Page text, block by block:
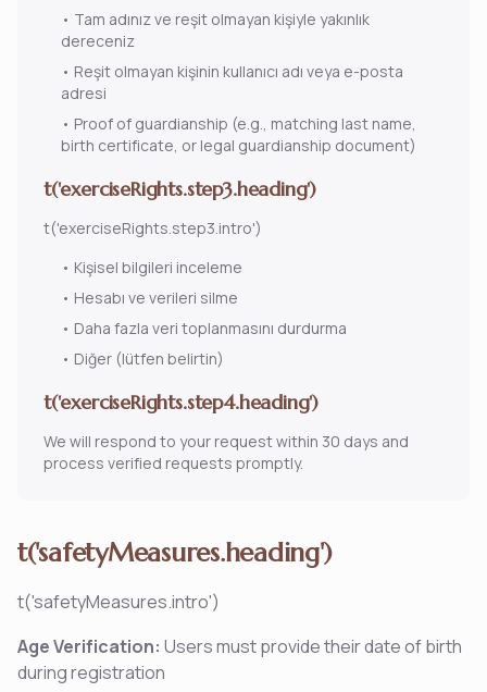
• Tam adınız ve reşit olmayan kişiyle yakınlık
dereceniz
• Reşit olmayan kişinin kullanıcı adı veya e-posta
adresi
• Proof of guardianship (e.g., matching last name,
birth certificate, or legal guardianship document)
t('exerciseRights.step3.heading')
t('exerciseRights.step3.intro')
• Kişisel bilgileri inceleme
• Hesabı ve verileri silme
• Daha fazla veri toplanmasını durdurma
• Diğer (lütfen belirtin)
t('exerciseRights.step4.heading')
We will respond to your request within 30 days and
process verified requests promptly.
t('safetyMeasures.heading')
t('safetyMeasures.intro')
Age Verification: Users must provide their date of birth
during registration